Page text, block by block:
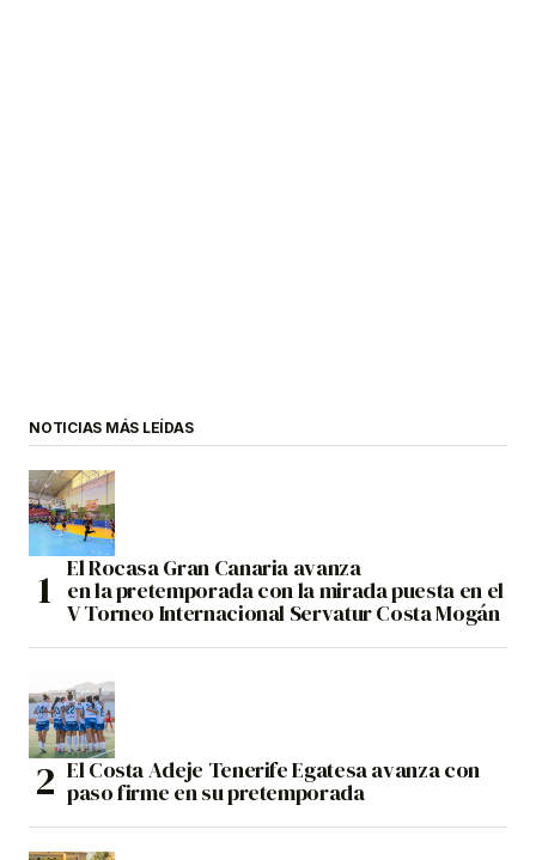
NOTICIAS MÁS LEÍDAS
El Rocasa Gran Canaria avanza
en la pretemporada con la mirada puesta en el
V Torneo Internacional Servatur Costa Mogán
El Costa Adeje Tenerife Egatesa avanza con
paso firme en su pretemporada